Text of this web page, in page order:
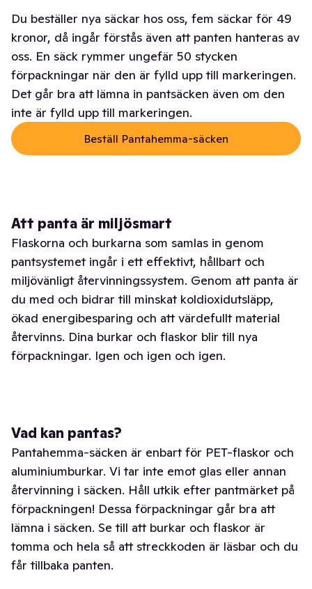
Du beställer nya säckar hos oss, fem säckar för 49
kronor, då ingår förstås även att panten hanteras av
oss. En säck rymmer ungefär 50 stycken
förpackningar när den är fylld upp till markeringen.
Det går bra att lämna in pantsäcken även om den
inte är fylld upp till markeringen.
Beställ Pantahemma-säcken
Att panta är miljösmart
Flaskorna och burkarna som samlas in genom
pantsystemet ingår i ett effektivt, hållbart och
miljövänligt återvinningssystem. Genom att panta är
du med och bidrar till minskat koldioxidutsläpp,
ökad energibesparing och att värdefullt material
återvinns. Dina burkar och flaskor blir till nya
förpackningar. Igen och igen och igen.
Vad kan pantas?
Pantahemma-säcken är enbart för PET-flaskor och
aluminiumburkar. Vi tar inte emot glas eller annan
återvinning i säcken. Håll utkik efter pantmärket på
förpackningen! Dessa förpackningar går bra att
lämna i säcken. Se till att burkar och flaskor är
tomma och hela så att streckkoden är läsbar och du
får tillbaka panten.